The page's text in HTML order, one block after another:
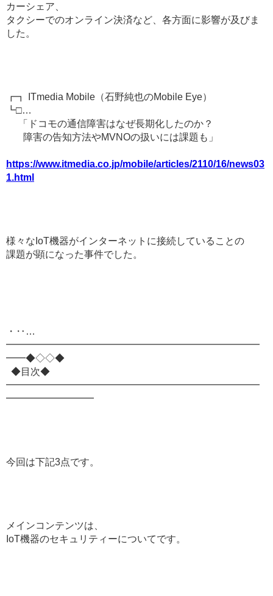
カーシェア、
タクシーでのオンライン決済など、各方面に影響が及びま
した。
┏┓ ITmedia Mobile（石野純也のMobile Eye）
┗□…
「ドコモの通信障害はなぜ長期化したのか？
障害の告知方法やMVNOの扱いには課題も」
https://www.itmedia.co.jp/mobile/articles/2110/16/news03
1.html
様々なIoT機器がインターネットに接続していることの
課題が顕になった事件でした。
・‥…
━━━━━━━━━━━━━━━━━━━━━━━━━━
━━◆◇◇◆
◆目次◆
━━━━━━━━━━━━━━━━━━━━━━━━━━
━━━━━━━━━
今回は下記3点です。
メインコンテンツは、
IoT機器のセキュリティーについてです。